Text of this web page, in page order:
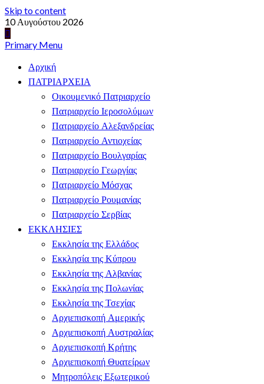
Skip to content
10 Αυγούστου 2026
Primary Menu
Αρχική
ΠΑΤΡΙΑΡΧΕΙΑ
Οικουμενικό Πατριαρχείο
Πατριαρχείο Ιεροσολύμων
Πατριαρχείο Αλεξανδρείας
Πατριαρχείο Αντιοχείας
Πατριαρχείο Βουλγαρίας
Πατριαρχείο Γεωργίας
Πατριαρχείο Μόσχας
Πατριαρχείο Ρουμανίας
Πατριαρχείο Σερβίας
ΕΚΚΛΗΣΙΕΣ
Εκκλησία της Ελλάδος
Εκκλησία της Κύπρου
Εκκλησία της Αλβανίας
Εκκλησία της Πολωνίας
Εκκλησία της Τσεχίας
Αρχιεπισκοπή Αμερικής
Αρχιεπισκοπή Αυστραλίας
Αρχιεπισκοπή Κρήτης
Αρχιεπισκοπή Θυατείρων
Μητροπόλεις Εξωτερικού